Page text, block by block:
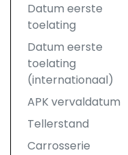
Datum eerste
toelating
Datum eerste
toelating
(internationaal)
APK vervaldatum
Tellerstand
Carrosserie